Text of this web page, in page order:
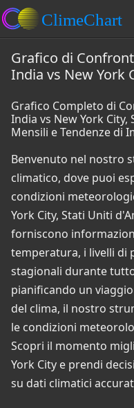
Grafico di
India vs New York
Grafico Completo di
India vs New York
Mensili e Tendenze di
Benvenuto nel nostro
climatico, dove puoi
condizioni
York City, Stati Uniti
forniscono
temperatura, i livelli di
stagionali durante
pianificando un
del clima, il nostro
le condizioni
Scopri il momento
York City e prendi
su dati climatici